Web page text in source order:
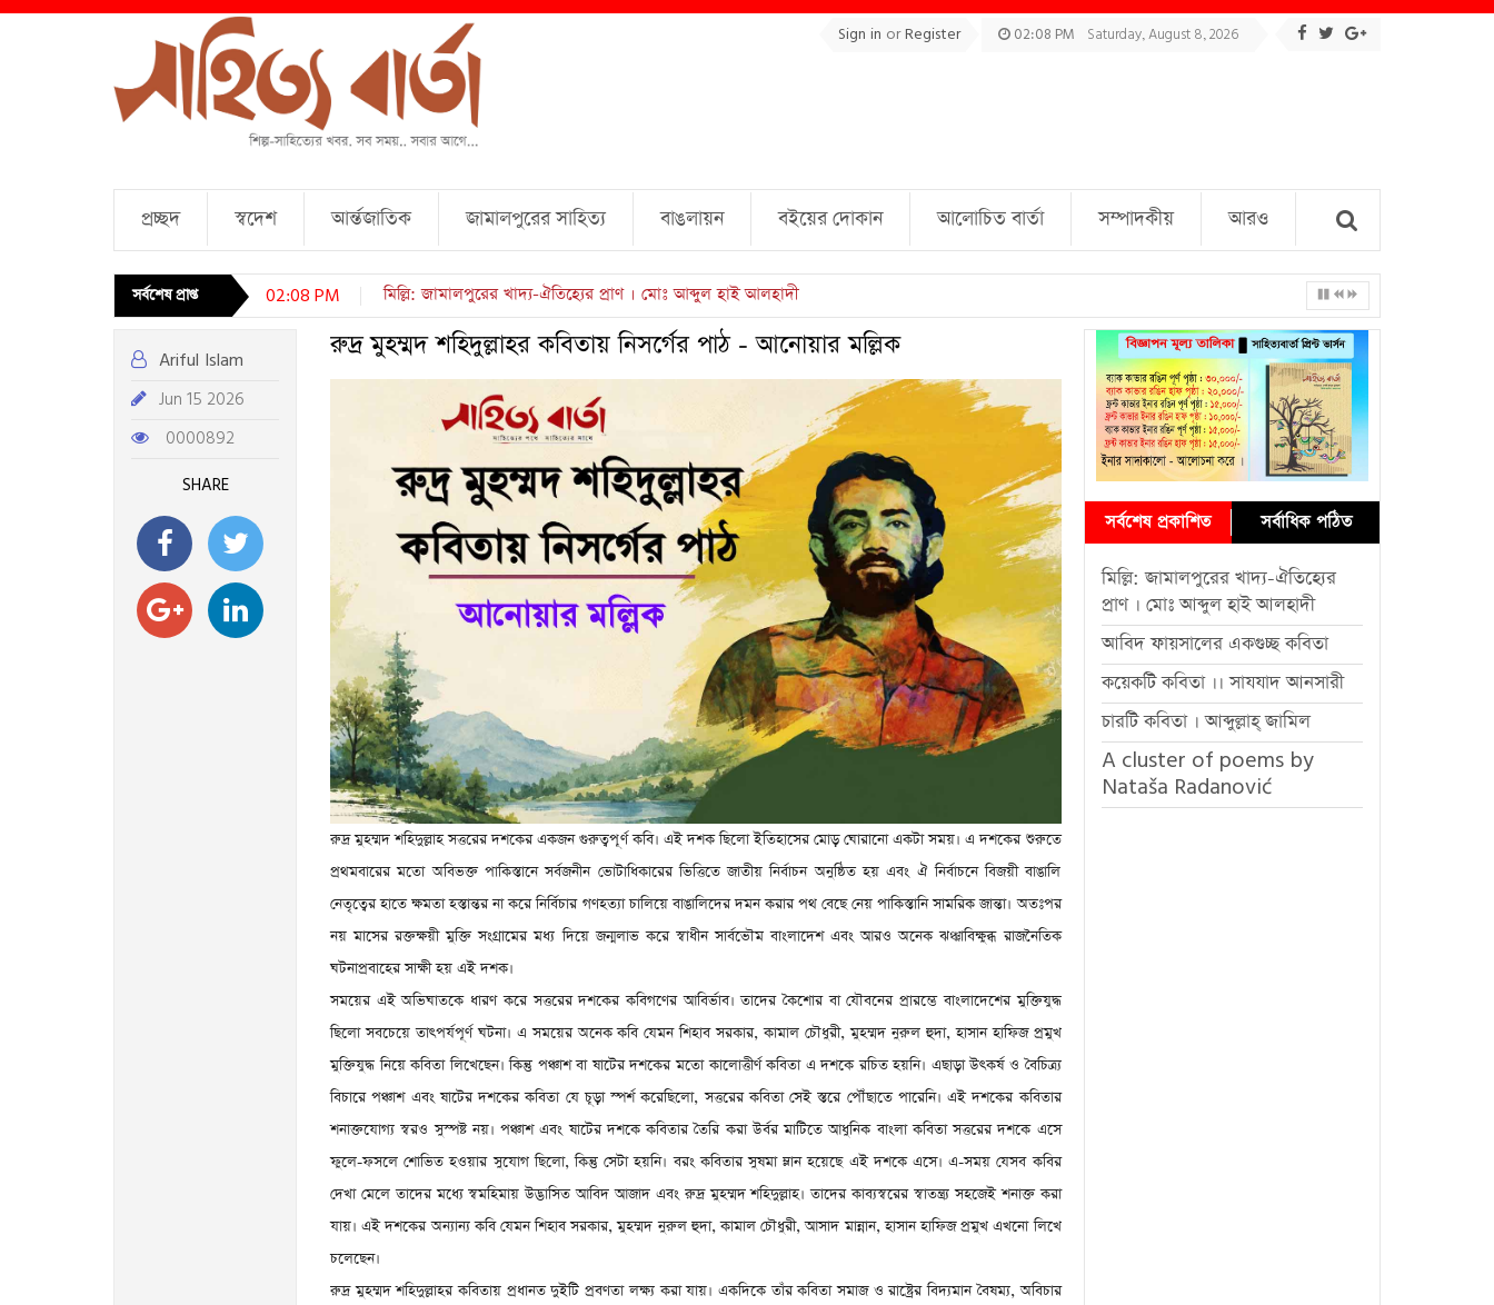
Sign in orRegister 02:08 PM Saturday, August 8, 2026
প্রচ্ছদ স্বদেশ আর্ন্তজাতিক জামালপুরের সাহিত্য বাঙলায়ন বইয়ের দোকান আলোচিত বার্তা সম্পাদকীয় আরও
সর্বশেষ প্রাপ্ত 02:08 PM চারটি কবিতা । আব্দুল্লাহ্ জামিল
Ariful Islam
Jun 15 2026
0000892
SHARE
রুদ্র মুহম্মদ শহিদুল্লাহর কবিতায় নিসর্গের পাঠ - আনোয়ার মল্লিক
রুদ্র মুহম্মদ শহিদুল্লাহ সত্তরের দশকের একজন গুরুত্বপূর্ণ কবি। এই দশক ছিলো ইতিহাসের মোড় ঘোরানো একটা সময়। এ দশকের শুরুতে
প্রথমবারের মতো অবিভক্ত পাকিস্তানে সর্বজনীন ভোটাধিকারের ভিত্তিতে জাতীয় নির্বাচন অনুষ্ঠিত হয় এবং ঐ নির্বাচনে বিজয়ী বাঙালি
নেতৃত্বের হাতে ক্ষমতা হস্তান্তর না করে নির্বিচার গণহত্যা চালিয়ে বাঙালিদের দমন করার পথ বেছে নেয় পাকিস্তানি সামরিক জান্তা। অতঃপর
নয় মাসের রক্তক্ষয়ী মুক্তি সংগ্রামের মধ্য দিয়ে জন্মলাভ করে স্বাধীন সার্বভৌম বাংলাদেশ এবং আরও অনেক ঝঞ্ঝাবিক্ষুব্ধ রাজনৈতিক
ঘটনাপ্রবাহের সাক্ষী হয় এই দশক।
সময়ের এই অভিঘাতকে ধারণ করে সত্তরের দশকের কবিগণের আবির্ভাব। তাদের কৈশোর বা যৌবনের প্রারম্ভে বাংলাদেশের মুক্তিযুদ্ধ
ছিলো সবচেয়ে তাৎপর্যপূর্ণ ঘটনা। এ সময়ের অনেক কবি যেমন শিহাব সরকার,কামাল চৌধুরী,মুহম্মদ নুরুল হুদা,হাসান হাফিজ প্রমুখ
মুক্তিযুদ্ধ নিয়ে কবিতা লিখেছেন। কিন্তু পঞ্চাশ বা ষাটের দশকের মতো কালোত্তীর্ণ কবিতা এ দশকে রচিত হয়নি। এছাড়া উৎকর্ষ ও বৈচিত্র্য
বিচারে পঞ্চাশ এবং ষাটের দশকের কবিতা যে চূড়া স্পর্শ করেছিলো,সত্তরের কবিতা সেই স্তরে পৌঁছাতে পারেনি। এই দশকের কবিতার
শনাক্তযোগ্য স্বরও সুস্পষ্ট নয়। পঞ্চাশ এবং ষাটের দশকে কবিতার তৈরি করা উর্বর মাটিতে আধুনিক বাংলা কবিতা সত্তরের দশকে এসে
ফুলে-ফসলে শোভিত হওয়ার সুযোগ ছিলো,কিন্তু সেটা হয়নি। বরং কবিতার সুষমা ম্লান হয়েছে এই দশকে এসে। এ-সময় যেসব কবির
দেখা মেলে তাদের মধ্যে স্বমহিমায় উদ্ভাসিত আবিদ আজাদ এবং রুদ্র মুহম্মদ শহিদুল্লাহ। তাদের কাব্যস্বরের স্বাতন্ত্র্য সহজেই শনাক্ত করা
যায়। এই দশকের অন্যান্য কবি যেমন শিহাব সরকার,মুহম্মদ নুরুল হুদা,কামাল চৌধুরী,আসাদ মান্নান,হাসান হাফিজ প্রমুখ এখনো লিখে
চলেছেন।
রুদ্র মুহম্মদ শহিদুল্লাহর কবিতায় প্রধানত দুইটি প্রবণতা লক্ষ্য করা যায়। একদিকে তাঁর কবিতা সমাজ ও রাষ্ট্রের বিদ্যমান বৈষম্য,অবিচার
সর্বশেষ প্রকাশিত সর্বাধিক পঠিত
মিল্লি: জামালপুরের খাদ্য-ঐতিহ্যের
প্রাণ । মোঃ আব্দুল হাই আলহাদী
আবিদ ফায়সালের একগুচ্ছ কবিতা
কয়েকটি কবিতা ।। সাযযাদ আনসারী
চারটি কবিতা । আব্দুল্লাহ্ জামিল
A cluster of poems by
Nataša Radanović